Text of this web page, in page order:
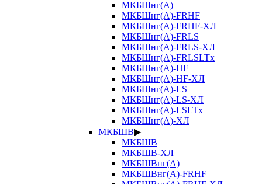
МКБШнг(А)
МКБШнг(А)-FRHF
МКБШнг(А)-FRHF-ХЛ
МКБШнг(А)-FRLS
МКБШнг(А)-FRLS-ХЛ
МКБШнг(А)-FRLSLTx
МКБШнг(А)-HF
МКБШнг(А)-HF-ХЛ
МКБШнг(А)-LS
МКБШнг(А)-LS-ХЛ
МКБШнг(А)-LSLTx
МКБШнг(А)-ХЛ
МКБШВ▶
МКБШВ
МКБШВ-ХЛ
МКБШВнг(А)
МКБШВнг(А)-FRHF